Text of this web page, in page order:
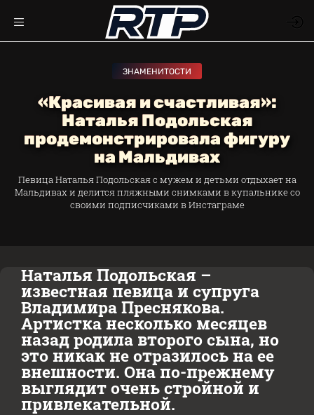
ЗНАМЕНИТОСТИ
«Красивая и счастливая»:
Наталья Подольская
продемонстрировала фигуру
на Мальдивах
Певица Наталья Подольская с мужем и детьми отдыхает на
Мальдивах и делится пляжными снимками в купальнике со
своими подписчиками в Инстаграме
Наталья Подольская –
известная певица и супруга
Владимира Преснякова.
Артистка несколько месяцев
назад родила второго сына, но
это никак не отразилось на ее
внешности. Она по-прежнему
выглядит очень стройной и
привлекательной.